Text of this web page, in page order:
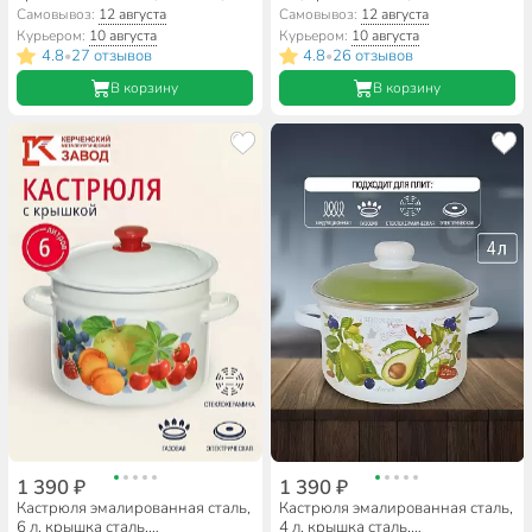
1030
Самовывоз: 12 августа
Курьером: 10 августа
4.8•27 отзывов
В корзину
цилиндрическая, СтальЭмаль,
Мозаика белоснежная,
1RB201M, индукция
Самовывоз: 12 августа
Курьером: 10 августа
4.8•26 отзывов
В корзину
1 390 ₽
Кастрюля эмалированная сталь,
6 л, крышка сталь,
1 390 ₽
Кастрюля эмалированная сталь,
4 л, крышка сталь,